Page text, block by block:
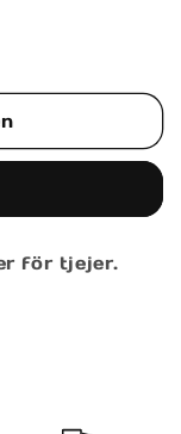
för tjejer.